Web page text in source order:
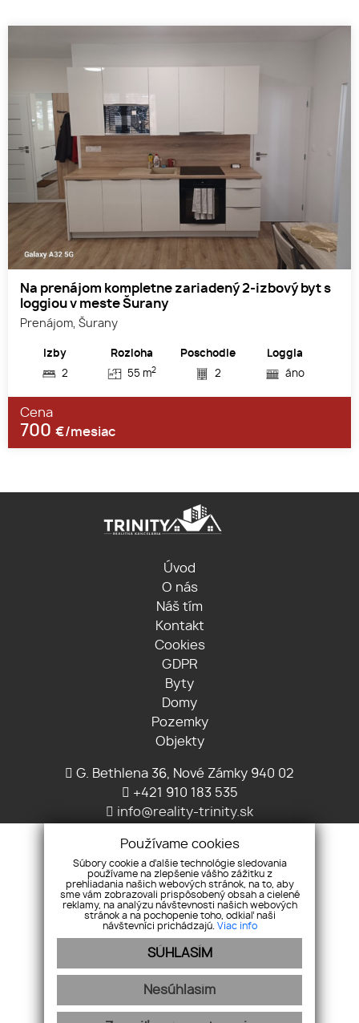
Na prenájom kompletne zariadený 2-izbový byt s
loggiou v meste Šurany
Prenájom, Šurany
Izby
2
Rozloha
55 m2
Poschodie
2
Loggia
áno
Cena
700 €/mesiac
Úvod
O nás
Náš tím
Kontakt
Cookies
GDPR
Byty
Domy
Pozemky
Objekty
G. Bethlena 36, Nové Zámky 940 02
+421 910 183 535
info@reality-trinity.sk
Pridajte si nás
Používame cookies
Súbory cookie a ďalšie technológie sledovania
používame na zlepšenie vášho zážitku z
prehliadania našich webových stránok, na to, aby
sme vám zobrazovali prispôsobený obsah a cielené
reklamy, na analýzu návštevnosti našich webových
stránok a na pochopenie toho, odkiaľ naši
návštevníci prichádzajú. Viac info
SÚHLASÍM
Nesúhlasím